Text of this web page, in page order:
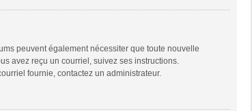
peuvent également nécessiter que toute nouvelle
avez reçu un courriel, suivez ses instructions.
fournie, contactez un administrateur.